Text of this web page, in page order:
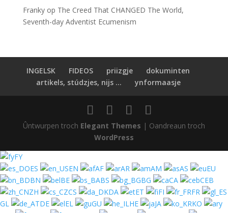
Frankyop The Creed That CHANGED The World,
Seventh-day Adventist Ecumenism
INGELSK FIDEOS priizgje
dokuminten
artikels, stúdzjes, nijs ...
ynformaasje
Ûntwurpen troch Elegant Themes | Oandreaun troch
WordPress
FY
ES
EN AF AR AM AS
EU
BN
BE BS BG CA
CEB
ZH
CS DA ET FI
FR
GL
DE EL GU HE JA
KO